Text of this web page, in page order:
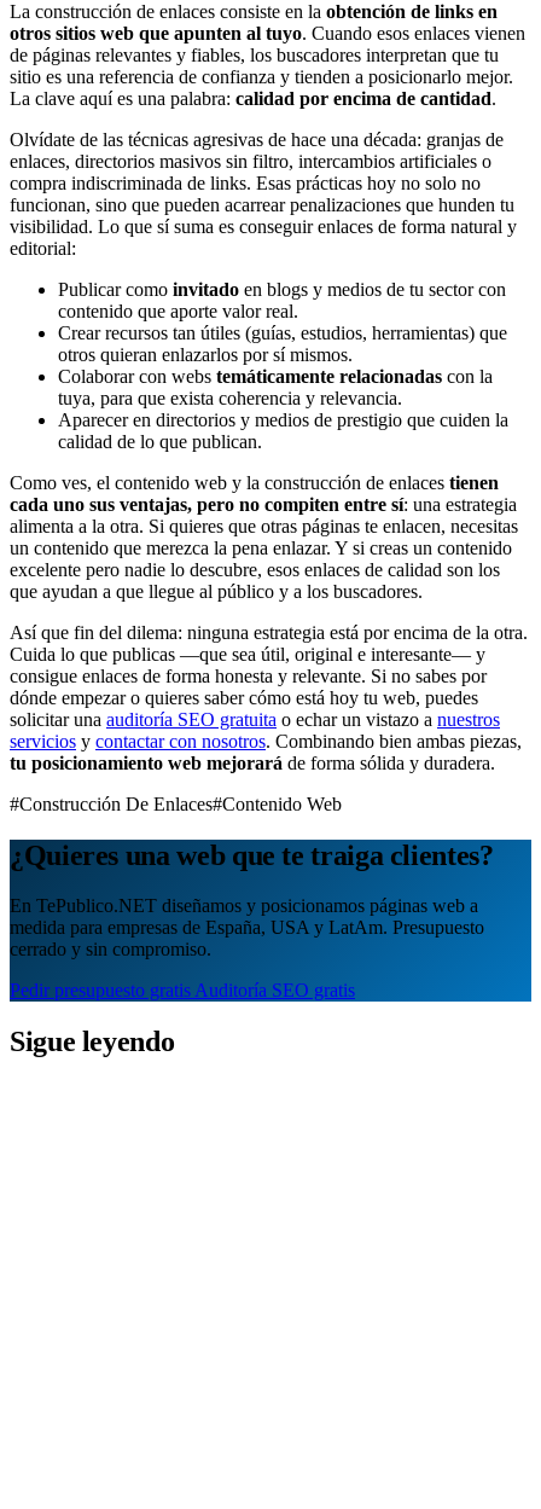
La construcción de enlaces consiste en la obtención de links en
otros sitios web que apunten al tuyo. Cuando esos enlaces vienen
de páginas relevantes y fiables, los buscadores interpretan que tu
sitio es una referencia de confianza y tienden a posicionarlo mejor.
La clave aquí es una palabra: calidad por encima de cantidad.
Olvídate de las técnicas agresivas de hace una década: granjas de
enlaces, directorios masivos sin filtro, intercambios artificiales o
compra indiscriminada de links. Esas prácticas hoy no solo no
funcionan, sino que pueden acarrear penalizaciones que hunden tu
visibilidad. Lo que sí suma es conseguir enlaces de forma natural y
editorial:
Publicar como invitado en blogs y medios de tu sector con
contenido que aporte valor real.
Crear recursos tan útiles (guías, estudios, herramientas) que
otros quieran enlazarlos por sí mismos.
Colaborar con webs temáticamente relacionadas con la
tuya, para que exista coherencia y relevancia.
Aparecer en directorios y medios de prestigio que cuiden la
calidad de lo que publican.
Como ves, el contenido web y la construcción de enlaces tienen
cada uno sus ventajas, pero no compiten entre sí: una estrategia
alimenta a la otra. Si quieres que otras páginas te enlacen, necesitas
un contenido que merezca la pena enlazar. Y si creas un contenido
excelente pero nadie lo descubre, esos enlaces de calidad son los
que ayudan a que llegue al público y a los buscadores.
Así que fin del dilema: ninguna estrategia está por encima de la otra.
Cuida lo que publicas —que sea útil, original e interesante— y
consigue enlaces de forma honesta y relevante. Si no sabes por
dónde empezar o quieres saber cómo está hoy tu web, puedes
solicitar una auditoría SEO gratuita o echar un vistazo a nuestros
servicios y contactar con nosotros. Combinando bien ambas piezas,
tu posicionamiento web mejorará de forma sólida y duradera.
#Construcción De Enlaces#Contenido Web
¿Quieres una web que te traiga clientes?
En TePublico.NET diseñamos y posicionamos páginas web a
medida para empresas de España, USA y LatAm. Presupuesto
cerrado y sin compromiso.
Pedir presupuesto gratis Auditoría SEO gratis
Sigue leyendo